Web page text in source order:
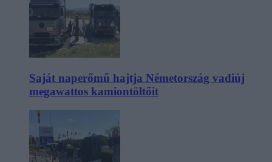
Saját naperőmű hajtja Németország vadiúj
megawattos kamiontöltőit